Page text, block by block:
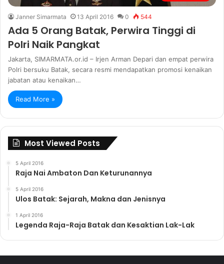
Janner Simarmata 13 April 2016 0 544
Ada 5 Orang Batak, Perwira Tinggi di
Polri Naik Pangkat
Jakarta, SIMARMATA.or.id – Irjen Arman Depari dan empat perwira
Polri bersuku Batak, secara resmi mendapatkan promosi kenaikan
jabatan atau kenaikan…
Read More »
Most Viewed Posts
5 April 2016
Raja Nai Ambaton Dan Keturunannya
5 April 2016
Ulos Batak: Sejarah, Makna dan Jenisnya
1 April 2016
Legenda Raja-Raja Batak dan Kesaktian Lak-Lak